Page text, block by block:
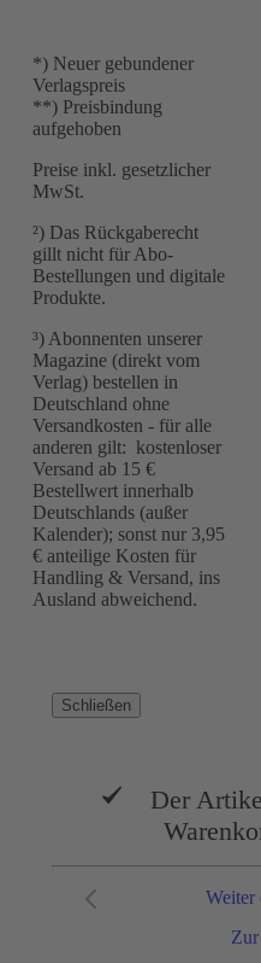
*) Neuer gebundener
Verlagspreis
**) Preisbindung
aufgehoben
Preise inkl. gesetzlicher
MwSt.
²) Das Rückgaberecht
gillt nicht für Abo-
Bestellungen und digitale
Produkte.
³) Abonnenten unserer
Magazine (direkt vom
Verlag) bestellen in
Deutschland ohne
Versandkosten - für alle
anderen gilt: kostenloser
Versand ab 15 €
Bestellwert innerhalb
Deutschlands (außer
Kalender); sonst nur 3,95
€ anteilige Kosten für
Handling & Versand, ins
Ausland abweichend.
Schließen
Der
Zur
Weiter